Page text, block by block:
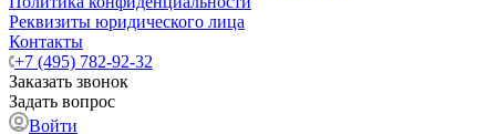
Реквизиты юридического лица
Контакты
+7 (495) 782-92-32
Заказать звонок
Задать вопрос
Войти